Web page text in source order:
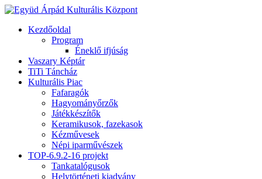
Kezdőoldal
Program
Éneklő ifjúság
Vaszary Képtár
TiTi Táncház
Kulturális Piac
Fafaragók
Hagyományőrzők
Játékkészítők
Keramikusok, fazekasok
Kézművesek
Népi iparművészek
TOP-6.9.2-16 projekt
Tankatalógusok
Helytörténeti kiadvány